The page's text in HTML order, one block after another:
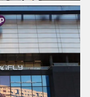
Immobilier
/ MOEX Structure